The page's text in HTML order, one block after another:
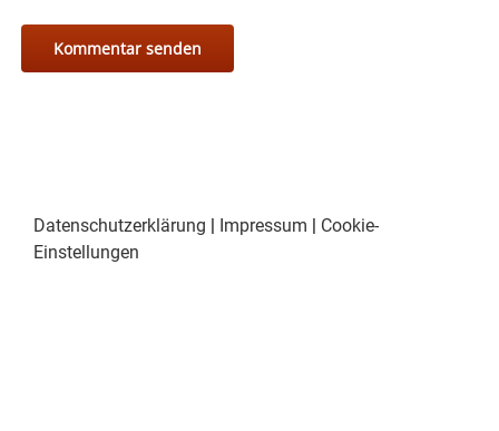
Datenschutzerklärung | Impressum | Cookie-
Einstellungen